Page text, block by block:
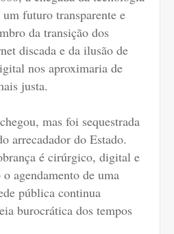
futuro transparente e
da transição dos
discada e da ilusão de
nos aproximaria de
justa.
mas foi sequestrada
arrecadador do Estado.
é cirúrgico, digital e
agendamento de uma
pública continua
burocrática dos tempos